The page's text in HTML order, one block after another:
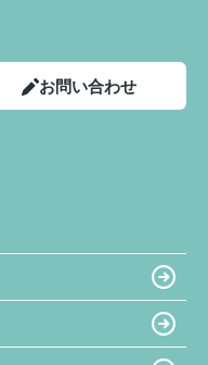
お問い合わせ